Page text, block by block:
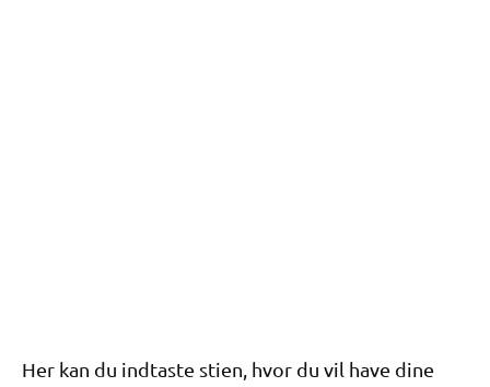
Her kan du indtaste stien, hvor du vil have dine